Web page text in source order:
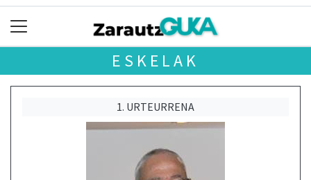
ESKELAK
1. URTEURRENA